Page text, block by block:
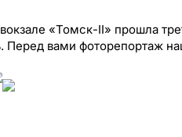
«Томск-II» прошла
Перед вами фоторепортаж